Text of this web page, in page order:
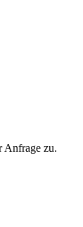
Anfrage zu.